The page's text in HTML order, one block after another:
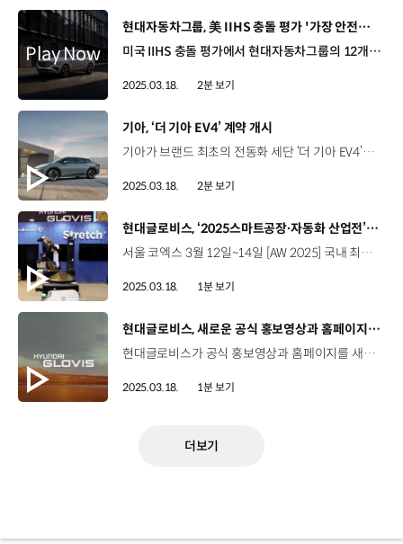
[동영상]
현대자동차그룹, 美 IIHS 충돌 평가 '가장 안전한 차' 최다 선정
미국 IIHS 충돌 평가에서 현대자동차그룹의 12개 차종이 ‘가장 안전한 차’로 선정됐습니다. IIHS는 최고 수준의 안전성을 갖춘 차량에 ‘톱 세이프티 픽 플러스(TSP+)’ 등급을, 양호한 성적을 거둔 차량에 ‘톱 세이프티 픽(TSP)’ 등급을 부여하는데요. 이번 ‘TSP+’ 등급에는 현대자동차 5개 차종과 제네시스 4개 차종, 기아 2개 차종 등 총 11개 차종이 이름을 올렸으며 ‘TSP’ 등급에는 제네시스 G90가 선정됐습니다. 이번 평가는 뒷좌석 승객에 대한 안전평가 기준이 강화됨에 따라 선정 차종이 크게 줄어든 상황에서도 글로벌 자동차그룹 기준 최다 선정됐다는 점에서 더욱 의미가 있는데요. 현대자동차그룹은 앞으로도 글로벌 최고 수준의 안전과 품질을 갖춘 차량을 제공하기 위해 지속적으로 노력할 예정입니다.
2025.03.18. 2분 보기
[동영상]
기아, ‘더 기아 EV4’ 계약 개시
기아가 브랜드 최초의 전동화 세단 ‘더 기아 EV4’의 사양 구성과 가격을 공개하고 지난 11일부터 계약을 진행하고 있습니다. EV4는 공기역학적인 설계를 바탕으로 기아 차량 중 가장 우수한 공력성능인 공기저항계수 0.23을 달성했는데요. 이를 기반으로 현대자동차그룹의 전기차 중 가장 긴 거리인 533km의 1회 충전 시 주행가능거리를 확보했습니다. 또한, EV4는 차급을 뛰어넘는 넓은 실내 공간과 넉넉한 적재 공간을 확보했으며, 기아 AI 어시스턴트와 혁신적인 커넥티비티 사양 등 다양한 첨단사양을 탑재해 고객에게 편리한 이동경험을 제공하는데요. EV4는 전기차 세제혜택과 보조금 반영 시 서울 기준, 스탠다드는 3,400만 원대, 롱레인지는 3,800만 원대에 구매할 수 있습니다.
2025.03.18. 2분 보기
[동영상]
현대글로비스, ‘2025스마트공장∙자동화 산업전’ 참가
서울 코엑스 3월 12일~14일 [AW 2025] 국내 최대 규모의 스마트공장∙자동화 관련 전시회 현대글로비스 물류의 효율성을 높여주는 다양한 스마트물류 솔루션 선보여 미디어전시관을 설치해 스마트물류 솔루션 프로세스 소개 3D영상으로 스마트물류 현장에 대한 관람객들의 이해 높여 관람객들의 시선이 집중된 특별한 이벤트! 아시아에서 최초로 공개된 로봇 ’스트레치’ 시연 [스트레치(Stretch)] 현대자동차그룹 로봇 전문 계열사 ‘보스턴다이내믹스’가 개발한 물류로봇 약 23㎏에 달하는 상자를 시간당 평균 600개씩 나르는 ‘스트레치’ 하부에는 자율 이동 로봇 ‘AMR’이 장착되어 최적의 위치로 이동 가능! 미래의 스마트물류 사업의 청사진을 선보인 “ 현대글로비스”
2025.03.18. 1분 보기
[동영상]
현대글로비스, 새로운 공식 홍보영상과 홈페이지 공개
현대글로비스가 공식 홍보영상과 홈페이지를 새롭게 제작해 공개하며 고객과의 소통 강화에 나섭니다. 현대글로비스는 역량과 비전을 소개하는 메인 영상과 기업의 아이덴티티를 전달하는 브랜드 영상 등 총 2편의 공식 홍보영상을 선보였는데요. 하늘과 바다, 육지를 아우르는 사업 영역을 지닌 현대글로비스는 원재료부터 고객에 도착하기까지 고객의 밸류체인 전체를 완결해내는 기업으로 발전하겠다는 미래 비전을 담았습니다. 한편, 현대글로비스는 공식 홈페이지도 7년만에 새롭게 단장했는데요. 리뉴얼된 홈페이지는 신차 배송조회와 같은 고객문의에 빠르게 대응할 수 있는 챗봇을 도입하는 등 방문자 편의성을 높였습니다.
2025.03.18. 1분 보기
더보기